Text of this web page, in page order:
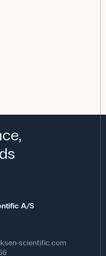
A/S
scientific.com